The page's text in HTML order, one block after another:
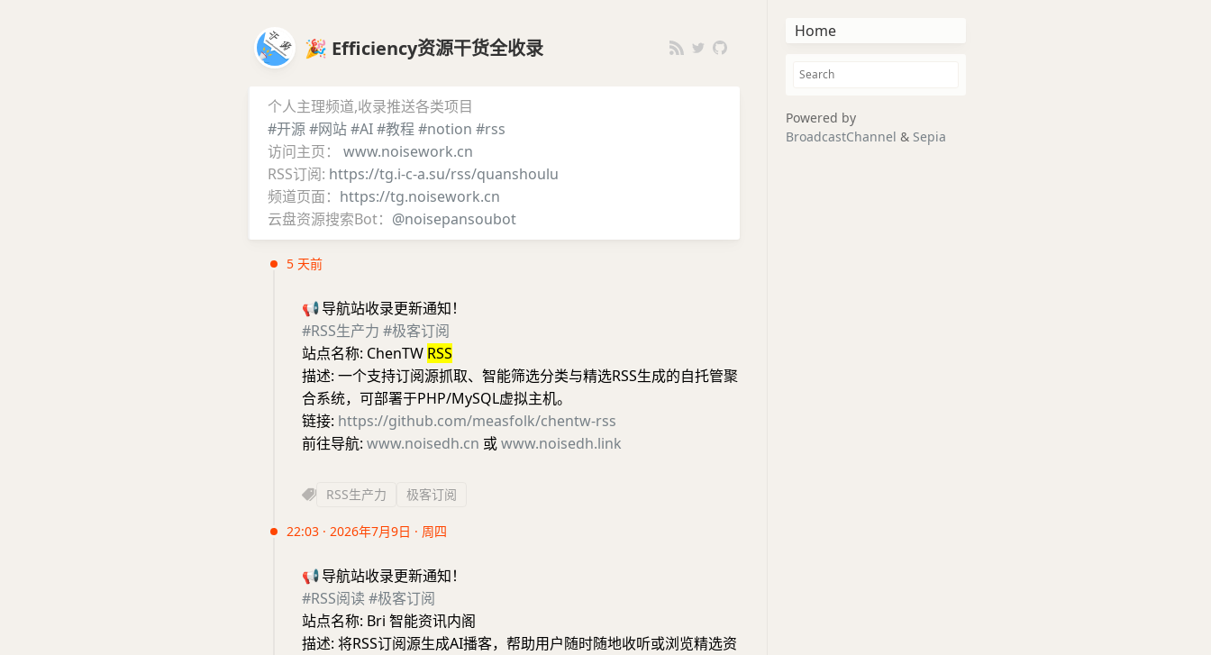
🎉 Efficiency资源干货全收录
个人主理频道,收录推送各类项目
#开源#网站#AI#教程 #notion #rss
访问主页： www.noisework.cn
RSS订阅: https://tg.i-c-a.su/rss/quanshoulu
频道页面： https://tg.noisework.cn
云盘资源搜索Bot： @noisepansoubot
5 天前
📢导航站收录更新通知！
#RSS生产力 #极客订阅
站点名称: ChenTW RSS
描述: 一个支持订阅源抓取、智能筛选分类与精选RSS生成的自托管聚
合系统，可部署于PHP/MySQL虚拟主机。
链接: https://github.com/measfolk/chentw-rss
前往导航: www.noisedh.cn 或www.noisedh.link
RSS生产力 极客订阅
22:03 · 2026年7月9日 · 周四
📢导航站收录更新通知！
#RSS阅读 #极客订阅
站点名称: Bri 智能资讯内阁
描述: 将RSS订阅源生成AI播客，帮助用户随时随地收听或浏览精选资
Home
Powered by
BroadcastChannel & Sepia